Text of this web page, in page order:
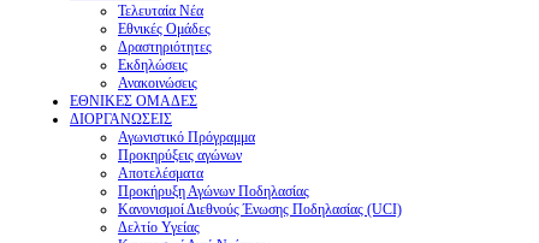
Τελευταία Νέα
Εθνικές Ομάδες
Δραστηριότητες
Εκδηλώσεις
Ανακοινώσεις
ΕΘΝΙΚΕΣ ΟΜΑΔΕΣ
ΔΙΟΡΓΑΝΩΣΕΙΣ
Αγωνιστικό Πρόγραμμα
Προκηρύξεις αγώνων
Αποτελέσματα
Προκήρυξη Αγώνων Ποδηλασίας
Κανονισμοί Διεθνούς Ένωσης Ποδηλασίας (UCI)
Δελτίο Υγείας